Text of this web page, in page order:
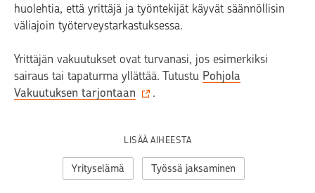
huolehtia, että yrittäjä ja työntekijät käyvät säännöllisin
väliajoin työterveystarkastuksessa.
Yrittäjän vakuutukset ovat turvanasi, jos esimerkiksi
sairaus tai tapaturma yllättää. Tutustu Pohjola
Vakuutuksen tarjontaan
.
LISÄÄ AIHEESTA
Yrityselämä Työssä jaksaminen